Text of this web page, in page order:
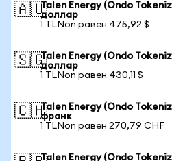
🇦🇺Talen Energy (Ondo
доллар
1 TLNon равен 475,92 $
🇸🇬Talen Energy (Ondo
доллар
1 TLNon равен 430,11 $
🇨🇭Talen Energy (Ondo
франк
1 TLNon равен 270,79 CHF
Talen Energy (Ondo